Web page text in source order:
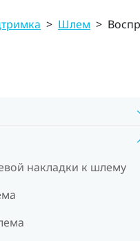
> Шлем >
накладки к шлему